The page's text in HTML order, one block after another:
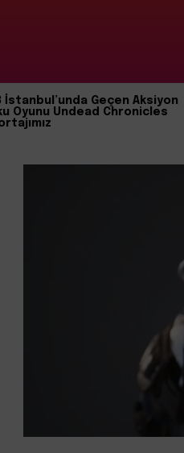
İstanbul’unda Geçen Aksiyon
Oyunu Undead Chronicles